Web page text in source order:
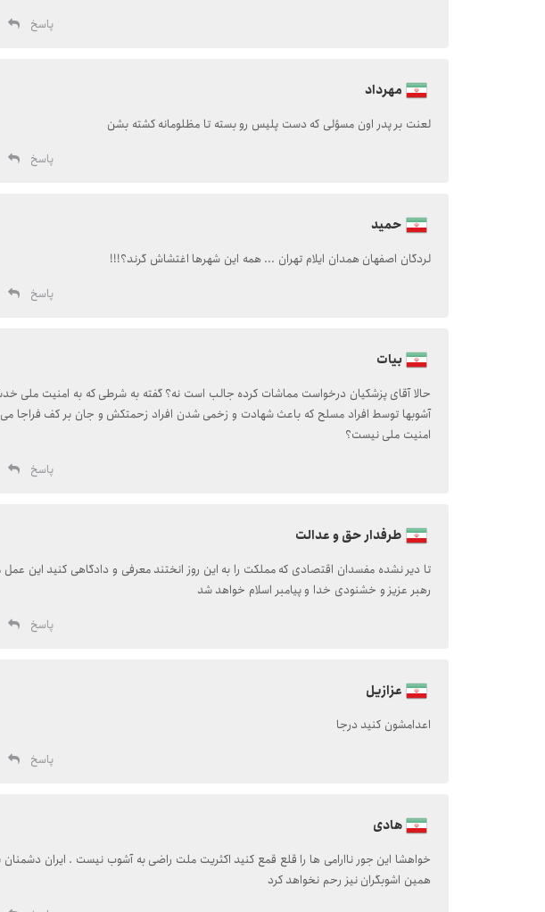
پاسخ
مهرداد
لعنت بر پدر اون مسؤلی که دست پلیس رو بسته تا مظلومانه کشته بشن
پاسخ
حمید
لردگان اصفهان همدان ایلام تهران ... همه این شهرها اغتشاش گرند؟!!!
پاسخ
بیات
حالا آقای پزشکیان درخواست مماشات کرده جالب است نه؟ گفته به شرطی که به امنیت ملی
آشوبها توسط افراد مسلح که باعث شهادت و زخمی شدن افراد زحمتکش و جان بر کف فراجا
امنیت ملی نیست؟
پاسخ
طرفدار حق و عدالت
تا دیر نشده مفسدان اقتصادی که مملکت را به این روز انختند معرفی و دادگاهی کنید این
رهبر عزیز و خشنودی خدا و پیامبر اسلام خواهد شد
پاسخ
عزازیل
اعدامشون کنید درجا
پاسخ
هادی
خواهشا این جور ناارامی ها را قلع قمع کنید اکثریت ملت راضی به آشوب نیست . ایران
همین اشوبگران نیز رحم نخواهد کرد